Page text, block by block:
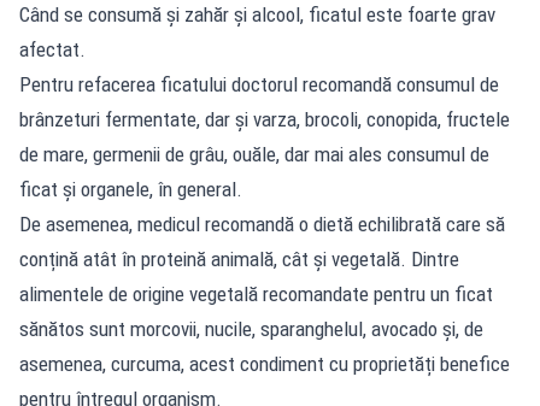
Când se consumă și zahăr și alcool, ficatul este foarte grav
afectat.
Pentru refacerea ficatului doctorul recomandă consumul de
brânzeturi fermentate, dar și varza, brocoli, conopida, fructele
de mare, germenii de grâu, ouăle, dar mai ales consumul de
ficat și organele, în general.
De asemenea, medicul recomandă o dietă echilibrată care să
conțină atât în proteină animală, cât și vegetală. Dintre
alimentele de origine vegetală recomandate pentru un ficat
sănătos sunt morcovii, nucile, sparanghelul, avocado și, de
asemenea, curcuma, acest condiment cu proprietăți benefice
pentru întregul organism.